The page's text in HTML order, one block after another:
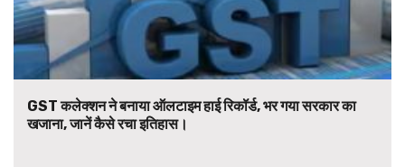
GST कलेक्शन ने बनाया ऑलटाइम हाई रिकॉर्ड, भर गया सरकार का
खजाना, जानें कैसे रचा इतिहास।